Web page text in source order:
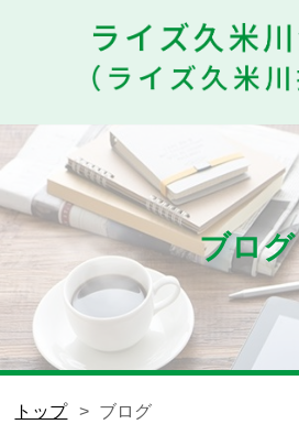
料金・メニュー
初めての方へ
他院との違い
患者様の声
ブログ
トップ ブログ